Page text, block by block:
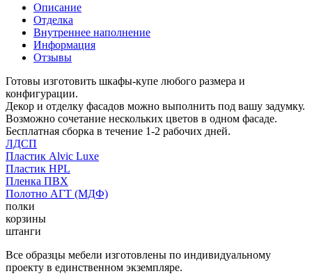
Описание
Отделка
Внутреннее наполнение
Информация
Отзывы
Готовы изготовить шкафы-купе любого размера и
конфигурации.
Декор и отделку фасадов можно выполнить под вашу задумку.
Возможно сочетание нескольких цветов в одном фасаде.
Бесплатная сборка в течение 1-2 рабочих дней.
ЛДСП
Пластик Alvic Luxe
Пластик HPL
Пленка ПВХ
Полотно АГТ (МДФ)
полки
корзины
штанги
Все образцы мебели изготовлены по индивидуальному
проекту в единственном экземпляре.